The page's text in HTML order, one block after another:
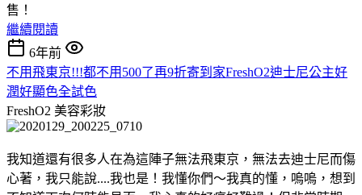
售！
繼續閱讀
6年前
不用飛東京!!!都不用500了再9折寄到家FreshO2迪士尼公主好
潤好顯色全試色
FreshO2 美容彩妝
我知道還有很多人在為這陣子無法飛東京，無法去迪士尼而傷
心著，我只能說....我也是！我懂你們～我真的懂，嗚嗚，想到